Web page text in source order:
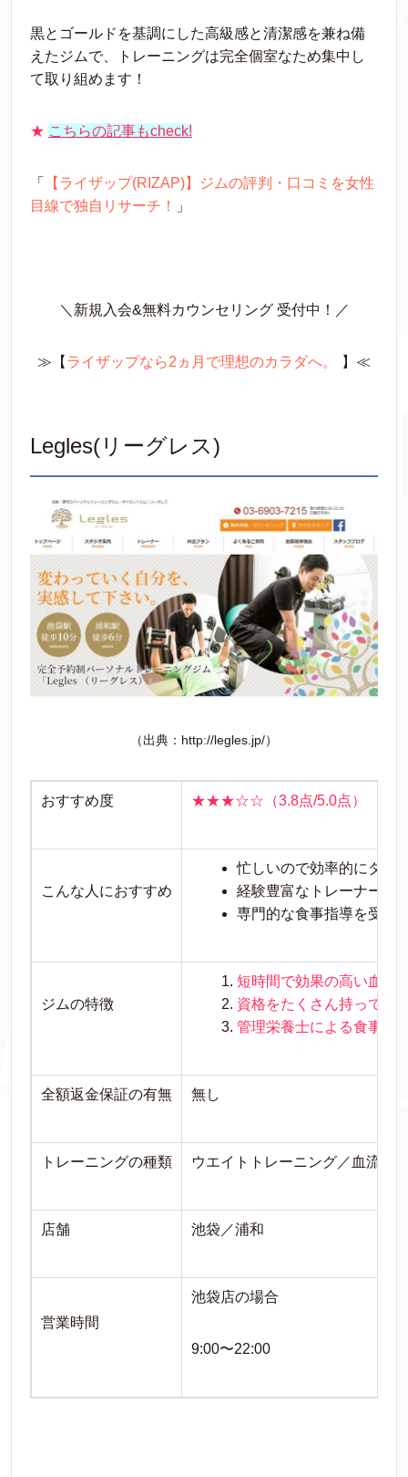
黒とゴールドを基調にした高級感と清潔感を兼ね備
えたジムで、トレーニングは完全個室なため集中し
て取り組めます！
★ こちらの記事もcheck!
「
【ライザップ(RIZAP)】ジムの評判・口コミを女性
目線で独自リサーチ！
」
＼新規入会&無料カウンセリング 受付中！／
≫【 ライザップなら2ヵ月で理想のカラダへ。 】≪
Legles(リーグレス)
（出典：http://legles.jp/）
おすすめ度 ★★★☆☆（3.8点/5.0点）
こんな人におすすめ
忙しいので効率的にダイ
経験豊富なトレーナーに
専門的な食事指導を受け
ジムの特徴
短時間で効果の高い血流
資格をたくさん持ってい
管理栄養士による食事指
全額返金保証の有無 無し
トレーニングの種類 ウエイトトレーニング／血流制
店舗 池袋／浦和
営業時間
池袋店の場合
9:00〜22:00